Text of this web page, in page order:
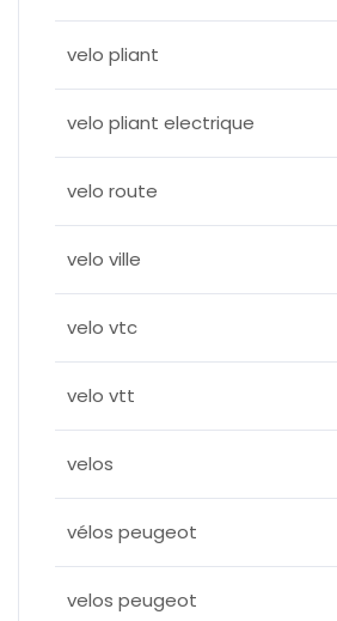
velo pliant
velo pliant electrique
velo route
velo ville
velo vtc
velo vtt
velos
vélos peugeot
velos peugeot